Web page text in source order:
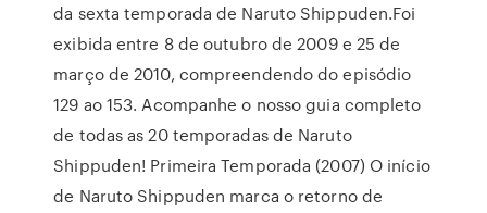
da sexta temporada de Naruto Shippuden.Foi
exibida entre 8 de outubro de 2009 e 25 de
março de 2010, compreendendo do episódio
129 ao 153. Acompanhe o nosso guia completo
de todas as 20 temporadas de Naruto
Shippuden! Primeira Temporada (2007) O início
de Naruto Shippuden marca o retorno de